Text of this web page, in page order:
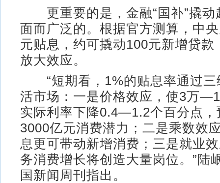
更重要的是，金融“国补”撬动
面而广泛的。根据官方测算，中
元贴息，约可撬动100元新增贷款
放大效应。
“短期看，1%的贴息率通过三
活市场：一是价格效应，使3万
实际利率下降0.4—1.2个百分点，
3000亿元消费潜力；二是乘数效
息更可带动新增消费；三是就业
务消费增长将创造大量岗位。”陆
国新闻周刊指出。